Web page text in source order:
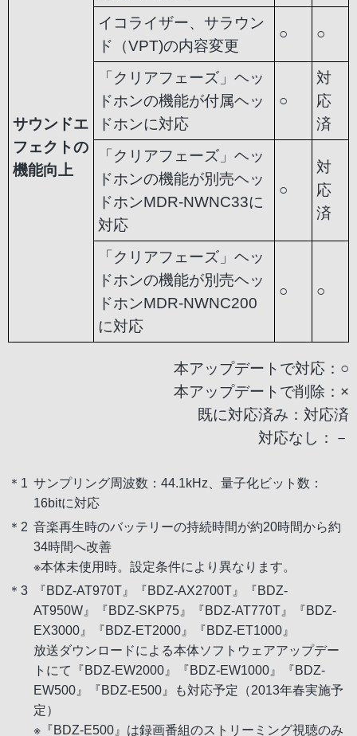
サウンドエ
フェクトの
機能向上
イコライザー、サラウン
ド（VPT)の内容変更
○ ○
「クリアフェーズ」ヘッ
ドホンの機能が付属ヘッ
ドホンに対応
○
対
応
済
「クリアフェーズ」ヘッ
ドホンの機能が別売ヘッ
ドホンMDR-NWNC33に
対応
○
対
応
済
「クリアフェーズ」ヘッ
ドホンの機能が別売ヘッ
ドホンMDR-NWNC200
に対応
○ ○
本アップデートで対応：○
本アップデートで削除：×
既に対応済み：対応済
対応なし：－
＊1 サンプリング周波数：44.1kHz、量子化ビット数：
16bitに対応
＊2 音楽再生時のバッテリーの持続時間が約20時間から約
34時間へ改善
※本体未使用時。設定条件により異なります。
＊3
『BDZ-AT970T』『BDZ-AX2700T』『BDZ-
AT950W』『BDZ-SKP75』『BDZ-AT770T』『BDZ-
EX3000』『BDZ-ET2000』『BDZ-ET1000』
放送ダウンロードによる本体ソフトウェアアップデー
トにて『BDZ-EW2000』『BDZ-EW1000』『BDZ-
EW500』『BDZ-E500』も対応予定（2013年春実施予
定）
※『BDZ-E500』は録画番組のストリーミング視聴のみ